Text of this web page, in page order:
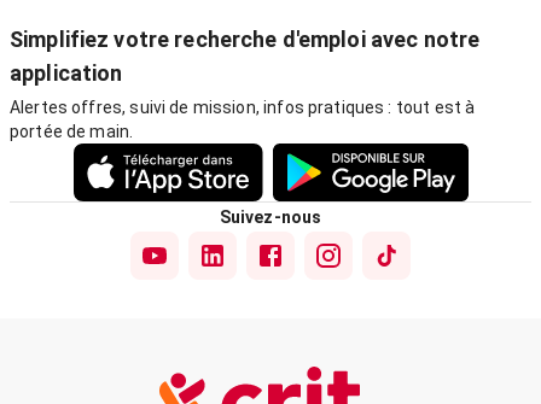
Simplifiez votre recherche d'emploi avec notre
application
Alertes offres, suivi de mission, infos pratiques : tout est à
portée de main.
Suivez-nous